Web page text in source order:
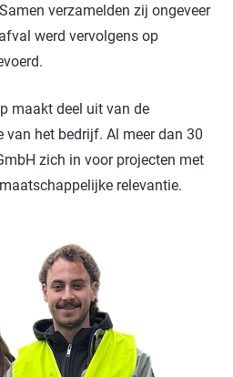
verzamelden zij ongeveer
werd vervolgens op
maakt deel uit van de
het bedrijf. Al meer dan 30
zich in voor projecten met
relevantie.